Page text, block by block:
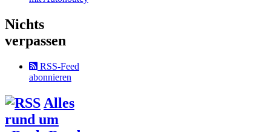
Nichts
verpassen
RSS-Feed
abonnieren
Alles
rund um